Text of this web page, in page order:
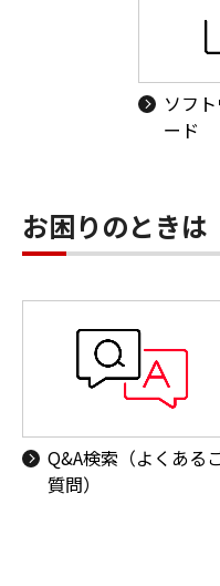
ソフ
ード
お困りのときは
Q&A検索（よくある
質問）